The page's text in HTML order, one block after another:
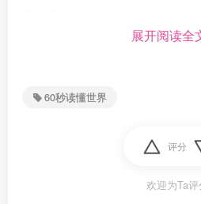
没，恶劣天气是导致船只沉没
展开阅读全
60秒读懂世界
评分
欢迎为Ta评